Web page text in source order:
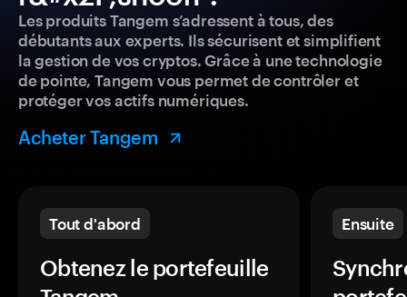
Les produits Tangem s’adressent à tous, des
débutants aux experts. Ils sécurisent et simplifient
la gestion de vos cryptos. Grâce à une technologie
de pointe, Tangem vous permet de contrôler et
protéger vos actifs numériques.
Acheter Tangem
Tout d'abord
Obtenez le portefeuille
Ensuite